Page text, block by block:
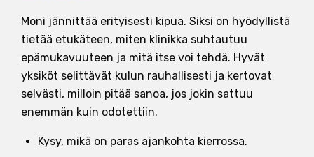
Moni jännittää erityisesti kipua. Siksi on hyödyllistä
tietää etukäteen, miten klinikka suhtautuu
epämukavuuteen ja mitä itse voi tehdä. Hyvät
yksiköt selittävät kulun rauhallisesti ja kertovat
selvästi, milloin pitää sanoa, jos jokin sattuu
enemmän kuin odotettiin.
Kysy, mikä on paras ajankohta kierrossa.